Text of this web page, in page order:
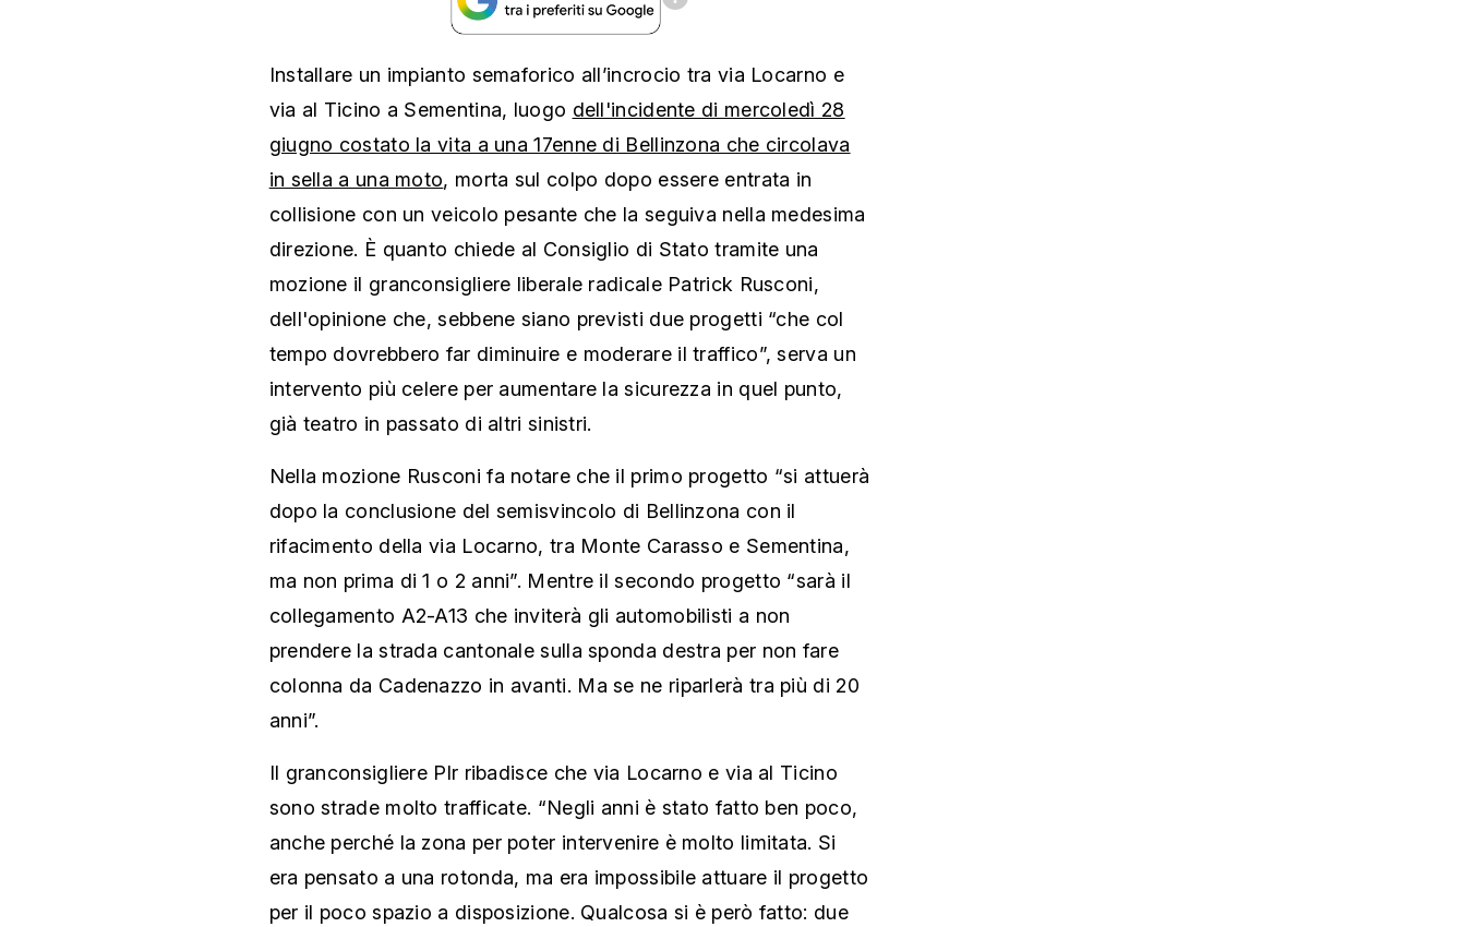
Installare un impianto semaforico all’incrocio tra via Locarno e
via al Ticino a Sementina, luogo dell'incidente di mercoledì 28
giugno costato la vita a una 17enne di Bellinzona che circolava
in sella a una moto, morta sul colpo dopo essere entrata in
collisione con un veicolo pesante che la seguiva nella medesima
direzione. È quanto chiede al Consiglio di Stato tramite una
mozione il granconsigliere liberale radicale Patrick Rusconi,
dell'opinione che, sebbene siano previsti due progetti “che col
tempo dovrebbero far diminuire e moderare il traffico”, serva un
intervento più celere per aumentare la sicurezza in quel punto,
già teatro in passato di altri sinistri.
Nella mozione Rusconi fa notare che il primo progetto “si attuerà
dopo la conclusione del semisvincolo di Bellinzona con il
rifacimento della via Locarno, tra Monte Carasso e Sementina,
ma non prima di 1 o 2 anni”. Mentre il secondo progetto “sarà il
collegamento A2-A13 che inviterà gli automobilisti a non
prendere la strada cantonale sulla sponda destra per non fare
colonna da Cadenazzo in avanti. Ma se ne riparlerà tra più di 20
anni”.
Il granconsigliere Plr ribadisce che via Locarno e via al Ticino
sono strade molto trafficate. “Negli anni è stato fatto ben poco,
anche perché la zona per poter intervenire è molto limitata. Si
era pensato a una rotonda, ma era impossibile attuare il progetto
per il poco spazio a disposizione. Qualcosa si è però fatto: due